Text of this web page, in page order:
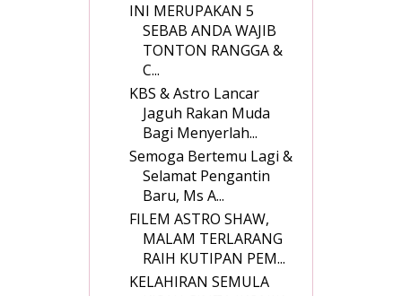
INI MERUPAKAN 5
SEBAB ANDA WAJIB
TONTON RANGGA &
C...
KBS & Astro Lancar
Jaguh Rakan Muda
Bagi Menyerlah...
Semoga Bertemu Lagi &
Selamat Pengantin
Baru, Ms A...
FILEM ASTRO SHAW,
MALAM TERLARANG
RAIH KUTIPAN PEM...
KELAHIRAN SEMULA